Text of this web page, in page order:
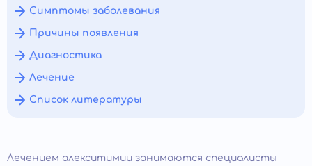
Симптомы заболевания
Причины появления
Диагностика
Лечение
Список литературы
Лечением алекситимии занимаются специалисты